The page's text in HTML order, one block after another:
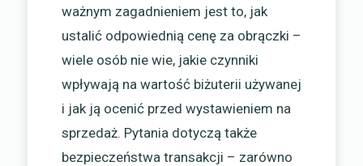
ważnym zagadnieniem jest to, jak
ustalić odpowiednią cenę za obrączki –
wiele osób nie wie, jakie czynniki
wpływają na wartość biżuterii używanej
i jak ją ocenić przed wystawieniem na
sprzedaż. Pytania dotyczą także
bezpieczeństwa transakcji – zarówno